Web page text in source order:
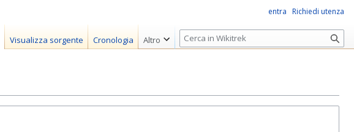
entra Richiedi utenza
Visualizza sorgente Cronologia Altro
R
i
r
c